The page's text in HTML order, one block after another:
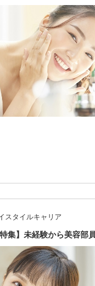
スタイルキャリア
特集】未経験から美容部